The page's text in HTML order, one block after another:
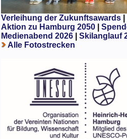
Verleihung der Zukunftsawards|
Aktion zu Hamburg 2050
Medienabend 2026| Skilanglauf
Alle Fotostrecken